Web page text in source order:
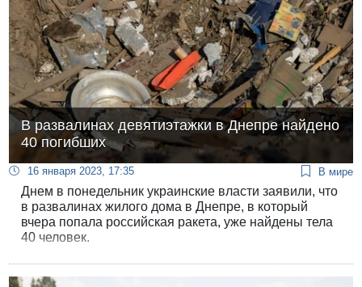
В развалинах девятиэтажки в Днепре найдено
40 погибших
16 января 2023, 17:35 В мире
Днем в понедельник украинские власти заявили, что
в развалинах жилого дома в Днепре, в который
вчера попала российская ракета, уже найдены тела
40 человек.